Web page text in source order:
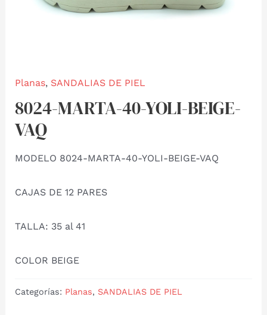
Planas, SANDALIAS DE PIEL
8024-MARTA-40-YOLI-BEIGE-
VAQ
MODELO 8024-MARTA-40-YOLI-BEIGE-VAQ
CAJAS DE 12 PARES
TALLA: 35 al 41
COLOR BEIGE
Categorías: Planas, SANDALIAS DE PIEL